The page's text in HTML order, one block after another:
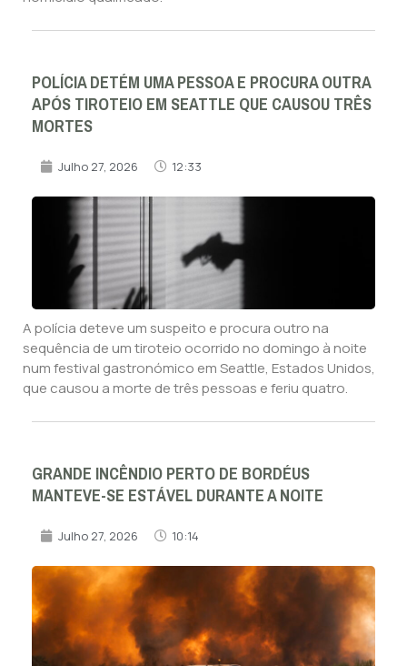
POLÍCIA DETÉM UMA PESSOA E PROCURA OUTRA
APÓS TIROTEIO EM SEATTLE QUE CAUSOU TRÊS
MORTES
Julho 27, 2026 12:33
A polícia deteve um suspeito e procura outro na
sequência de um tiroteio ocorrido no domingo à noite
num festival gastronómico em Seattle, Estados Unidos,
que causou a morte de três pessoas e feriu quatro.
GRANDE INCÊNDIO PERTO DE BORDÉUS
MANTEVE-SE ESTÁVEL DURANTE A NOITE
Julho 27, 2026 10:14